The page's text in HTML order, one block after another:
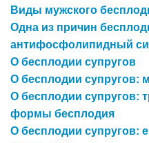
Виды мужского
Одна из причин
антифосфолипидный
О бесплодии супругов
О бесплодии супругов:
О бесплодии супругов:
формы бесплодия
О бесплодии супругов: